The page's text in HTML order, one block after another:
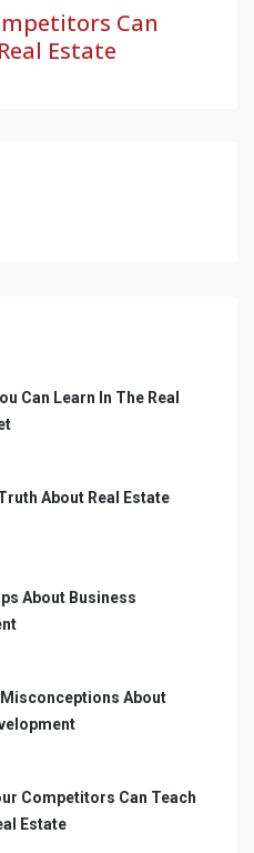
Can
Estate
Can Learn In The Real
About Real Estate
About Business
About
Competitors Can Teach
Estate